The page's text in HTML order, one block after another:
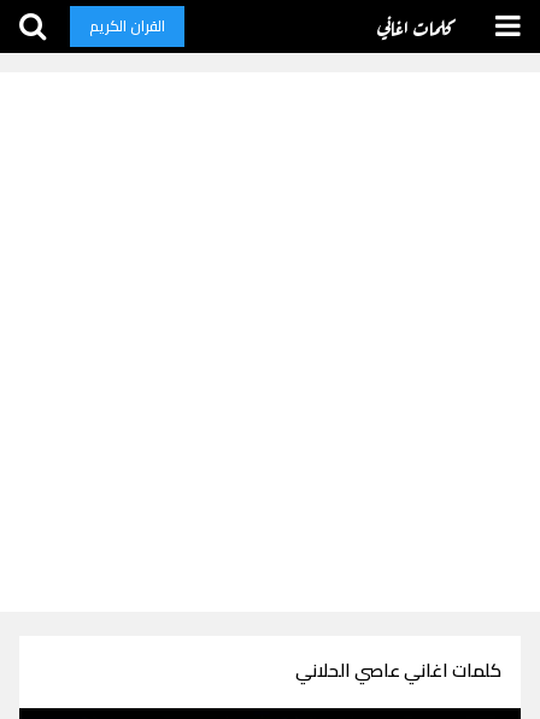
كلمات اغاني القران الكريم
كلمات اغاني عاصي الحلاني